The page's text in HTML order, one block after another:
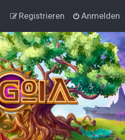
Anmelden
Registrieren